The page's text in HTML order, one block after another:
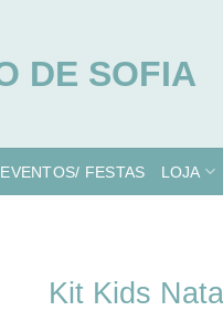
EVENTOS/ FESTAS LOJA
Kit Kids